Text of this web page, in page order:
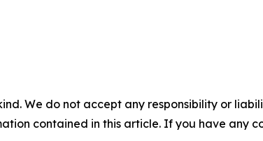
We do not accept any responsibility or
contained in this article. If you have any